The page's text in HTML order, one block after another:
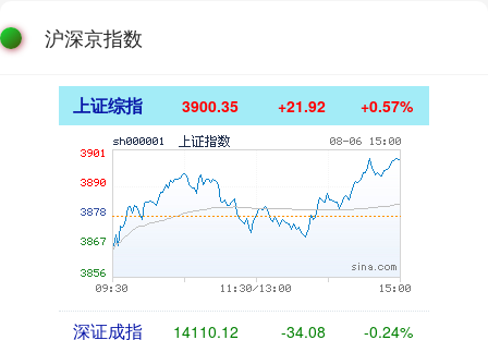
沪深京指数
上证综指 3900.35 +21.92 +0.57%
深证成指 14110.12 -34.08 -0.24%